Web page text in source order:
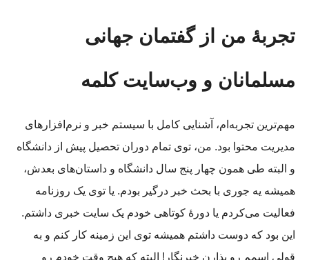
تجربۀ من از گفتمان جهانی
مسلمانان و وب‌سایت کلمه
مهم‌ترین تجربه‌ام، آشنایی کامل با سیستم خبر و نرم‌افزارهای
مدیریت محتوا بود. من، توی تمام دوران تحصیل پیش از دانشگاه
و البته طی همون چهار پنج سال دانشگاه و داستان‌های بعدش،
همیشه یه جوری با بحث خبر درگیر بودم. یا توی یک روزنامه
فعالیت می‌کردم یا دورۀ کوتاهی خودم یک سایت خبری داشتم.
این بود که دوست داشتم همیشه توی این زمینه کار کنم و به
قولی اسمم رو بذارن خبرنگار! البته که هیچ وقت خودم رو